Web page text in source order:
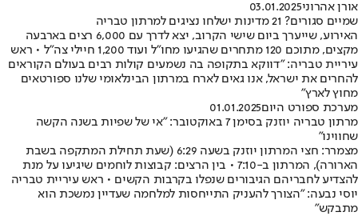
אורן אהרוני03.01.2025
שמיים סגורים? 21 מדינות ישלחו נציגים למרתון טבריה
האירוע, שייערך ביום שישי הקרוב, יצא לדרך עם 6,000 רצים בארבעה
מקצים, מתוכם 120 מתחרים שהגיעו מחו"ל ועוד 1,200 חיילי צה"ל • ראש
עיריית טבריה: "דווקא בתקופה בה נשמעים קולות רבים בעולם הקוראים
להחרים את ישראל, אנו גאים לארח במרתון הבינלאומי שלנו ספורטאים
מחוץ לארץ"
מערכת ספורט היום01.01.2025
מרתון טבריה יוזנק בסימן 7 באוקטובר: "אי של שפיות בשנה הקשה
שחווינו"
מצמרר: חצי המרתון יוזנק בשעה 6:29 (שעת תחילת המתקפה בשבת
הארורה), המרתון ב-7:10 • בין הרצים: קבוצות לוחמים שיגיעו על מנת
להצדיע לחבריהם הגיבורים שנפלו בקרבות הקשים • ראש עיריית טבריה
יוסי נבעה: "הצורך להעניק התייחסות למלחמה שעדיין נמשכת הוא
מתבקש"